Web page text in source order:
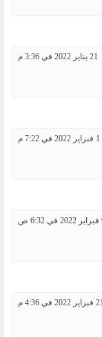
21 يناير 2022 في 3:36 م
1 فبراير 2022 في 7:22 م
ص
21 فبراير 2022 في 4:36 م